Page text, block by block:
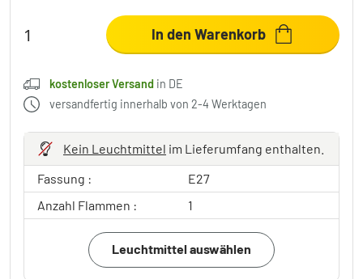
In den Warenkorb
kostenloser Versand in DE
versandfertig innerhalb von 2-4 Werktagen
Kein Leuchtmittel im Lieferumfang enthalten.
Fassung :
E27
Anzahl Flammen :
1
Leuchtmittel auswählen